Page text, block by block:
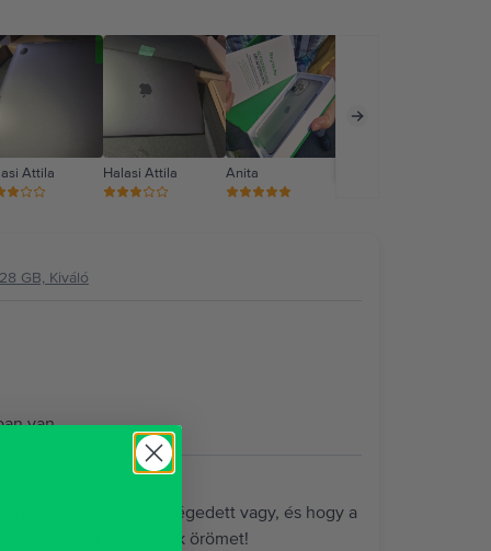
Attila Halasi Attila Anita
GB, Kiváló
van
örülünk, hogy elégedett vagy, és hogy a
Kívánunk hozzá sok örömet!